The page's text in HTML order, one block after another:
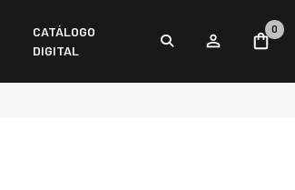
CATÁLOGO
DIGITAL
0